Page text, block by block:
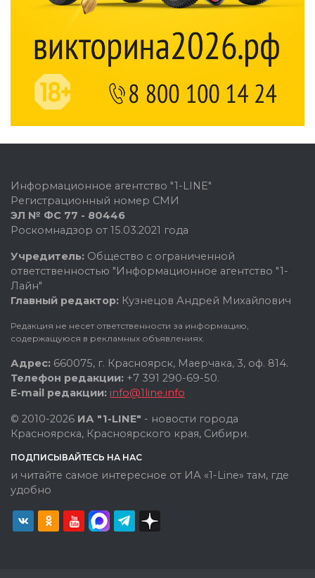
Информационное агентство "1-LINE"
Регистрационный номер СМИ
ЭЛ № ФС 77 - 80446
Роскомнадзор от 15.03.2021 года
Учредитель: Общество с ограниченной
ответственностью "Информационное агентство "1-
Лайн"
Главный редактор: Кузнецов Андрей Михайлович
Редакция не несет ответственности за информацию,
содержащуюся в рекламных объявлениях.
Адрес: 660075, г. Красноярск, Маерчака, 3, оф. 814.
Телефон редакции: +7 391 290-69-50.
E-mail редакции: info@1line.info
© 2010-2026 ИА "1-LINE" - новости города
Красноярска, Красноярского края, Сибири.
ПОДПИСЫВАЙТЕСЬ НА НАС
и читайте самое интересное от ИА «1-Line» там, где
удобно